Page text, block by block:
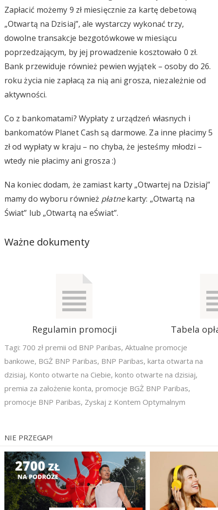
Zapłacić możemy 9 zł miesięcznie za kartę debetową
„Otwartą na Dzisiaj”, ale wystarczy wykonać trzy,
dowolne transakcje bezgotówkowe w miesiącu
poprzedzającym, by jej prowadzenie kosztowało 0 zł.
Bank przewiduje również pewien wyjątek – osoby do 26.
roku życia nie zapłacą za nią ani grosza, niezależnie od
aktywności.
Co z bankomatami? Wypłaty z urządzeń własnych i
bankomatów Planet Cash są darmowe. Za inne płacimy 5
zł od wypłaty w kraju – no chyba, że jesteśmy młodzi –
wtedy nie płacimy ani grosza :)
Na koniec dodam, że zamiast karty „Otwartej na Dzisiaj”
mamy do wyboru również płatnekarty: „Otwartą na
Świat” lub „Otwartą na eŚwiat”.
Ważne dokumenty
Regulamin promocji Tabela
Tagi: 700 zł premii od BNP Paribas, Aktualne promocje
bankowe, BGŻ BNP Paribas, BNP Paribas, karta otwarta na
dzisiaj, Konto otwarte na Ciebie, konto otwarte na dzisiaj,
premia za założenie konta, promocje BGŻ BNP Paribas,
promocje BNP Paribas, Zyskaj z Kontem Optymalnym
NIE PRZEGAP!